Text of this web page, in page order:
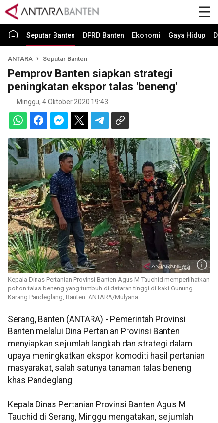
Seputar Banten DPRD Banten Ekonomi Gaya Hidup
ANTARA Seputar Banten
Pemprov Banten siapkan strategi
peningkatan ekspor talas 'beneng'
Minggu, 4 Oktober 2020 19:43
Kepala Dinas Pertanian Provinsi Banten Agus M Tauchid memperlihatkan
pohon talas beneng yang tumbuh di dataran tinggi di kaki Gunung
Karang Pandeglang, Banten. ANTARA/Mulyana.
Serang, Banten (ANTARA) - Pemerintah Provinsi
Banten melalui Dina Pertanian Provinsi Banten
menyiapkan sejumlah langkah dan strategi dalam
upaya meningkatkan ekspor komoditi hasil pertanian
masyarakat, salah satunya tanaman talas beneng
khas Pandeglang.
Kepala Dinas Pertanian Provinsi Banten Agus M
Tauchid di Serang, Minggu mengatakan, sejumlah